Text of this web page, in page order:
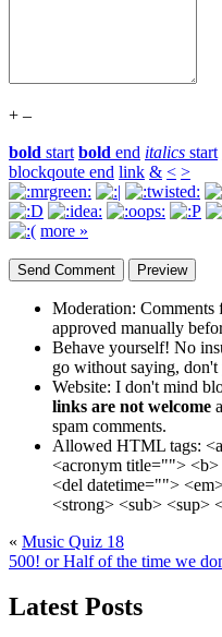
+ –
bold start bold end italics start
blockqoute end link & < >
more »
Moderation: Comments
approved manually
Behave yourself! No
go without saying, don't
Website: I don't mind
links are not welcome
spam comments.
Allowed HTML tags:
<acronym title="">
<del datetime="">
<strong> <sub> <sup>
« Music Quiz 18
500! or Half of the time we
Latest Posts